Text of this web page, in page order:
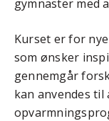
gymnaster med
Kurset er for
som ønsker
gennemgår
kan anvendes